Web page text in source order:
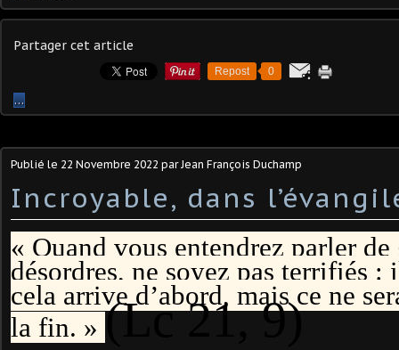
Partager cet article
Repost 0
…
Publié le 22 Novembre 2022 par Jean François Duchamp
Incroyable, dans
« Quand vous entendrez parler de
désordres, ne soyez pas terrifiés :
cela arrive d’abord, mais ce ne
la fin. » (Lc 21, 9)